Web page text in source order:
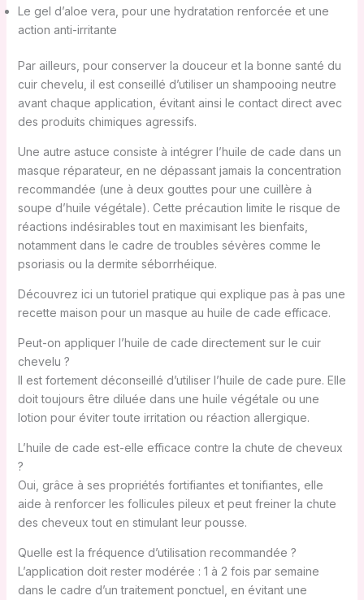
Le gel d’aloe vera, pour une hydratation renforcée et une
action anti-irritante
Par ailleurs, pour conserver la douceur et la bonne santé du
cuir chevelu, il est conseillé d’utiliser un shampooing neutre
avant chaque application, évitant ainsi le contact direct avec
des produits chimiques agressifs.
Une autre astuce consiste à intégrer l’huile de cade dans un
masque réparateur, en ne dépassant jamais la concentration
recommandée (une à deux gouttes pour une cuillère à
soupe d’huile végétale). Cette précaution limite le risque de
réactions indésirables tout en maximisant les bienfaits,
notamment dans le cadre de troubles sévères comme le
psoriasis ou la dermite séborrhéique.
Découvrez ici un tutoriel pratique qui explique pas à pas une
recette maison pour un masque au huile de cade efficace.
Peut-on appliquer l’huile de cade directement sur le cuir
chevelu ?
Il est fortement déconseillé d’utiliser l’huile de cade pure. Elle
doit toujours être diluée dans une huile végétale ou une
lotion pour éviter toute irritation ou réaction allergique.
L’huile de cade est-elle efficace contre la chute de cheveux
?
Oui, grâce à ses propriétés fortifiantes et tonifiantes, elle
aide à renforcer les follicules pileux et peut freiner la chute
des cheveux tout en stimulant leur pousse.
Quelle est la fréquence d’utilisation recommandée ?
L’application doit rester modérée : 1 à 2 fois par semaine
dans le cadre d’un traitement ponctuel, en évitant une